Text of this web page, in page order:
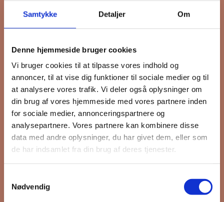
Samtykke Detaljer Om
Denne hjemmeside bruger cookies
Vi bruger cookies til at tilpasse vores indhold og
annoncer, til at vise dig funktioner til sociale medier og til
at analysere vores trafik. Vi deler også oplysninger om
din brug af vores hjemmeside med vores partnere inden
for sociale medier, annonceringspartnere og
analysepartnere. Vores partnere kan kombinere disse
data med andre oplysninger, du har givet dem, eller som
de har indsamlet fra din brug af deres tjenester.
Nødvendig
Tilmeld dig FB
Gruppens
nyhedsbrev
Hold dig opdateret på hvad der sker
på Grønttorvet. I vores nyhedsbrev
sender vi blandt andet invitation til
boliger til salg og udlejning, så du